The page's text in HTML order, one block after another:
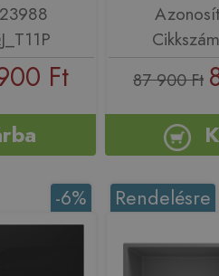
Ft 87 900 Ft
-6% Rendelésre